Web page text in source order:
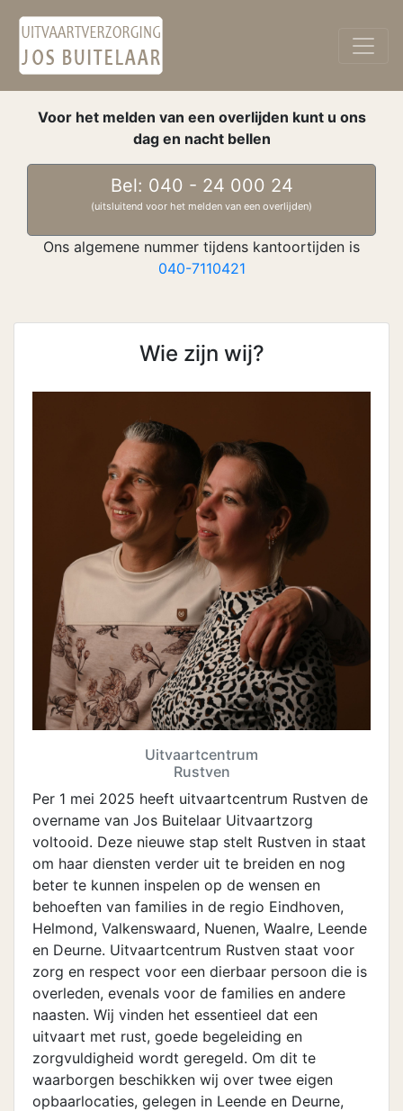
Voor het melden van een overlijden kunt u ons
dag en nacht bellen
Bel: 040 - 24 000 24
(uitsluitend voor het melden van een overlijden)
Ons algemene nummer tijdens kantoortijden is
040-7110421
Wie zijn wij?
Uitvaartcentrum
Rustven
Per 1 mei 2025 heeft uitvaartcentrum Rustven de
overname van Jos Buitelaar Uitvaartzorg
voltooid. Deze nieuwe stap stelt Rustven in staat
om haar diensten verder uit te breiden en nog
beter te kunnen inspelen op de wensen en
behoeften van families in de regio Eindhoven,
Helmond, Valkenswaard, Nuenen, Waalre, Leende
en Deurne. Uitvaartcentrum Rustven staat voor
zorg en respect voor een dierbaar persoon die is
overleden, evenals voor de families en andere
naasten. Wij vinden het essentieel dat een
uitvaart met rust, goede begeleiding en
zorgvuldigheid wordt geregeld. Om dit te
waarborgen beschikken wij over twee eigen
opbaarlocaties, gelegen in Leende en Deurne,